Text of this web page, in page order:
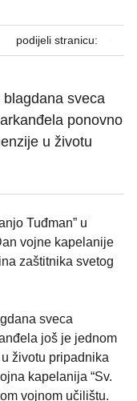
podijeli stranicu:
sveca
ponovno
u životu
Tuđman” u
vojne kapelanije
zaštitnika svetog
sveca
još je jednom
životu pripadnika
kapelanija “Sv.
vojnom učilištu.